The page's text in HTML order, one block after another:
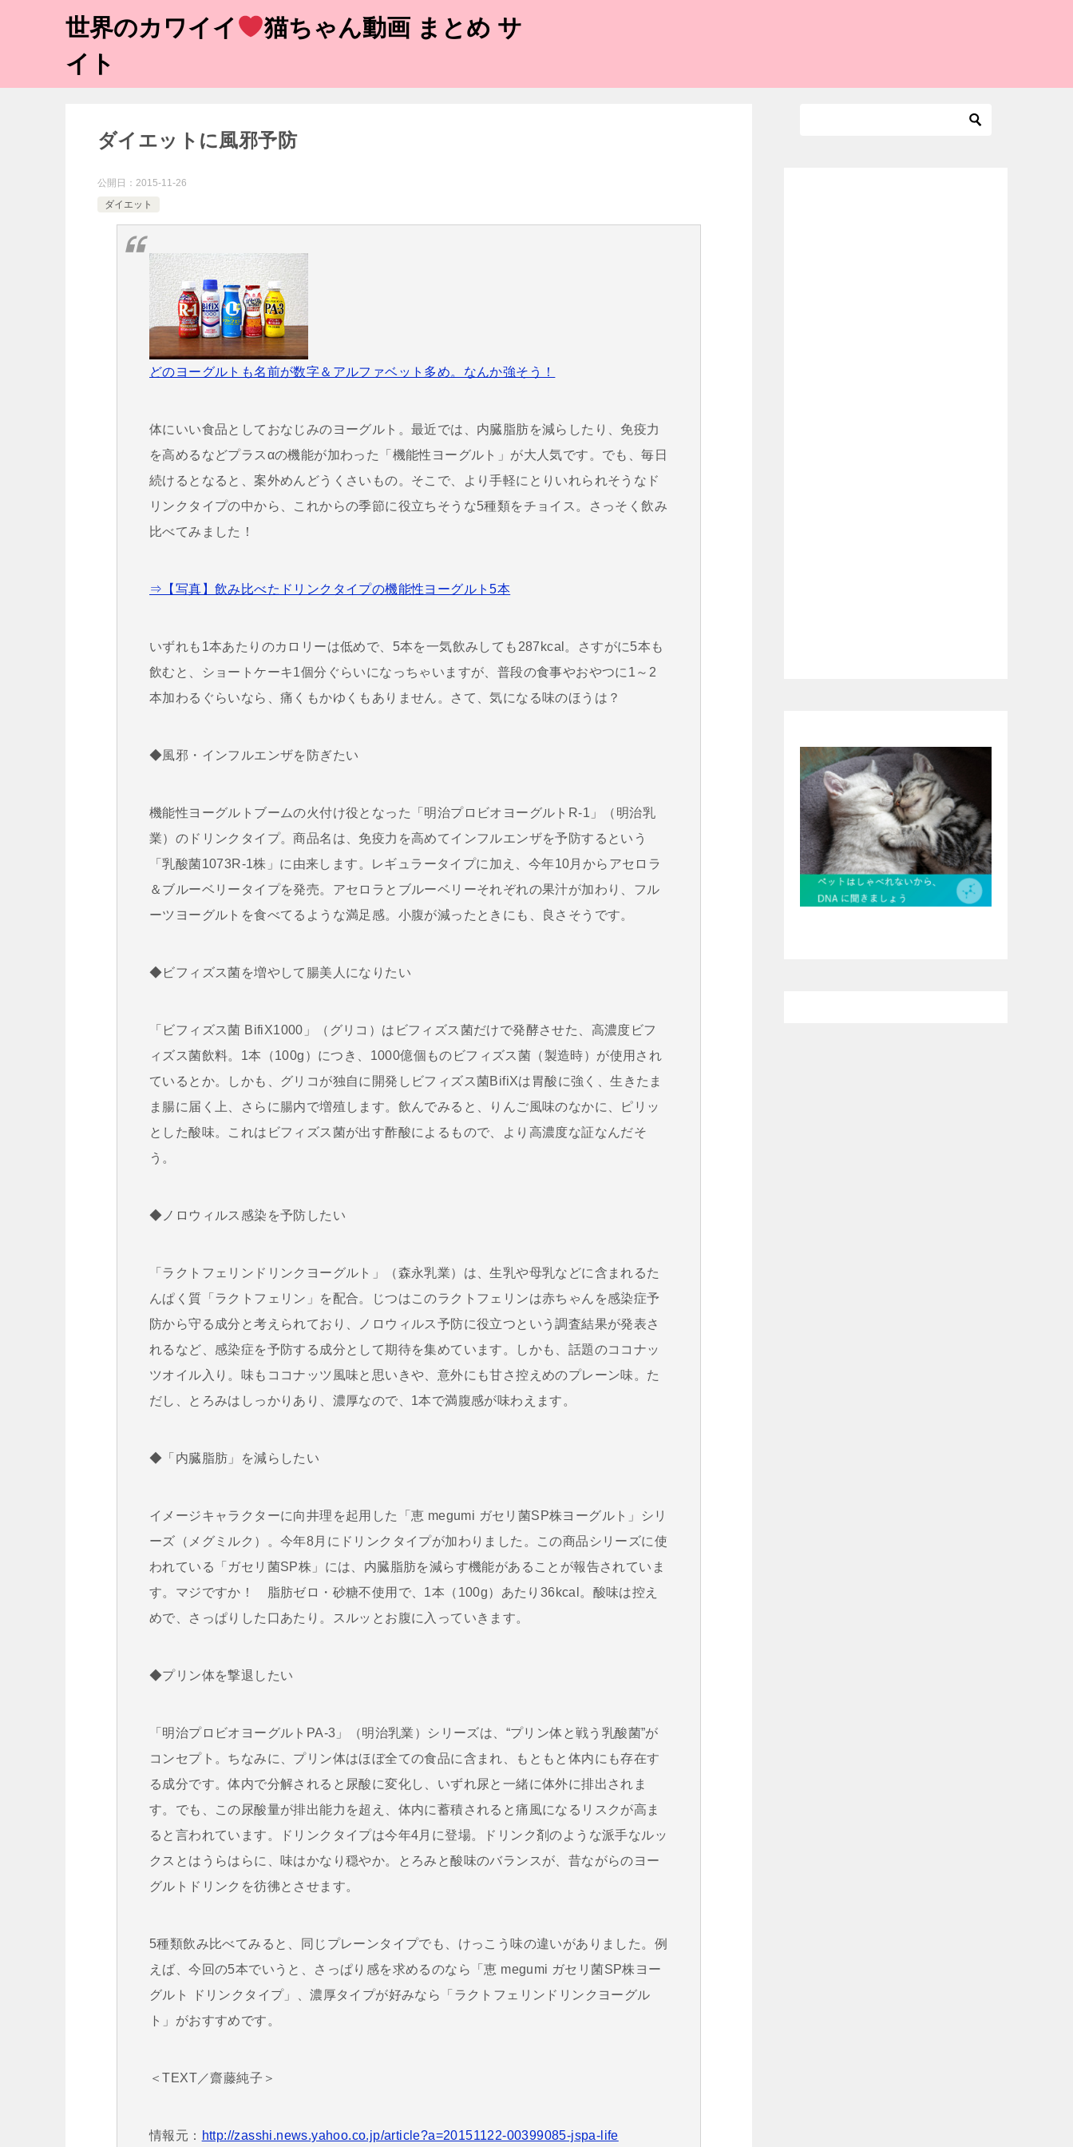
世界のカワイイ
猫ちゃん動画 まとめ サ
イト
ダイエットに風邪予防
公開日： 2015-11-26
ダイエット
どのヨーグルトも名前が数字＆アルファベット多め。なんか強そう！
体にいい食品としておなじみのヨーグルト。最近では、内臓脂肪を減らしたり、免疫力
を高めるなどプラスαの機能が加わった「機能性ヨーグルト」が大人気です。でも、毎日
続けるとなると、案外めんどうくさいもの。そこで、より手軽にとりいれられそうなド
リンクタイプの中から、これからの季節に役立ちそうな5種類をチョイス。さっそく飲み
比べてみました！
⇒【写真】飲み比べたドリンクタイプの機能性ヨーグルト5本
いずれも1本あたりのカロリーは低めで、5本を一気飲みしても287kcal。さすがに5本も
飲むと、ショートケーキ1個分ぐらいになっちゃいますが、普段の食事やおやつに1～2
本加わるぐらいなら、痛くもかゆくもありません。さて、気になる味のほうは？
◆風邪・インフルエンザを防ぎたい
機能性ヨーグルトブームの火付け役となった「明治プロビオヨーグルトR-1」（明治乳
業）のドリンクタイプ。商品名は、免疫力を高めてインフルエンザを予防するという
「乳酸菌1073R-1株」に由来します。レギュラータイプに加え、今年10月からアセロラ
＆ブルーベリータイプを発売。アセロラとブルーベリーそれぞれの果汁が加わり、フル
ーツヨーグルトを食べてるような満足感。小腹が減ったときにも、良さそうです。
◆ビフィズス菌を増やして腸美人になりたい
「ビフィズス菌 BifiX1000」（グリコ）はビフィズス菌だけで発酵させた、高濃度ビフ
ィズス菌飲料。1本（100g）につき、1000億個ものビフィズス菌（製造時）が使用され
ているとか。しかも、グリコが独自に開発しビフィズス菌BifiXは胃酸に強く、生きたま
ま腸に届く上、さらに腸内で増殖します。飲んでみると、りんご風味のなかに、ピリッ
とした酸味。これはビフィズス菌が出す酢酸によるもので、より高濃度な証なんだそ
う。
◆ノロウィルス感染を予防したい
「ラクトフェリンドリンクヨーグルト」（森永乳業）は、生乳や母乳などに含まれるた
んぱく質「ラクトフェリン」を配合。じつはこのラクトフェリンは赤ちゃんを感染症予
防から守る成分と考えられており、ノロウィルス予防に役立つという調査結果が発表さ
れるなど、感染症を予防する成分として期待を集めています。しかも、話題のココナッ
ツオイル入り。味もココナッツ風味と思いきや、意外にも甘さ控えめのプレーン味。た
だし、とろみはしっかりあり、濃厚なので、1本で満腹感が味わえます。
◆「内臓脂肪」を減らしたい
イメージキャラクターに向井理を起用した「恵 megumi ガセリ菌SP株ヨーグルト」シリ
ーズ（メグミルク）。今年8月にドリンクタイプが加わりました。この商品シリーズに使
われている「ガセリ菌SP株」には、内臓脂肪を減らす機能があることが報告されていま
す。マジですか！ 脂肪ゼロ・砂糖不使用で、1本（100g）あたり36kcal。酸味は控え
めで、さっぱりした口あたり。スルッとお腹に入っていきます。
◆プリン体を撃退したい
「明治プロビオヨーグルトPA-3」（明治乳業）シリーズは、“プリン体と戦う乳酸菌”が
コンセプト。ちなみに、プリン体はほぼ全ての食品に含まれ、もともと体内にも存在す
る成分です。体内で分解されると尿酸に変化し、いずれ尿と一緒に体外に排出されま
す。でも、この尿酸量が排出能力を超え、体内に蓄積されると痛風になるリスクが高ま
ると言われています。ドリンクタイプは今年4月に登場。ドリンク剤のような派手なルッ
クスとはうらはらに、味はかなり穏やか。とろみと酸味のバランスが、昔ながらのヨー
グルトドリンクを彷彿とさせます。
5種類飲み比べてみると、同じプレーンタイプでも、けっこう味の違いがありました。例
えば、今回の5本でいうと、さっぱり感を求めるのなら「恵 megumi ガセリ菌SP株ヨー
グルト ドリンクタイプ」、濃厚タイプが好みなら「ラクトフェリンドリンクヨーグル
ト」がおすすめです。
＜TEXT／齋藤純子＞
情報元： http://zasshi.news.yahoo.co.jp/article?a=20151122-00399085-jspa-life